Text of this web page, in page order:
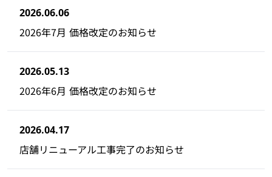
2026.06.06
2026年7月 価格改定のお知らせ
2026.05.13
2026年6月 価格改定のお知らせ
2026.04.17
店舗リニューアル工事完了のお知らせ